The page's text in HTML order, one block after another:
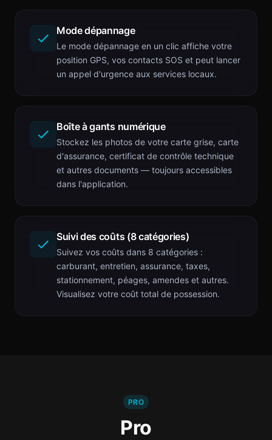
Mode dépannage
Le mode dépannage en un clic affiche votre
position GPS, vos contacts SOS et peut lancer
un appel d'urgence aux services locaux.
Boîte à gants numérique
Stockez les photos de votre carte grise, carte
d'assurance, certificat de contrôle technique
et autres documents — toujours accessibles
dans l'application.
Suivi des coûts (8 catégories)
Suivez vos coûts dans 8 catégories :
carburant, entretien, assurance, taxes,
stationnement, péages, amendes et autres.
Visualisez votre coût total de possession.
PRO
Pro